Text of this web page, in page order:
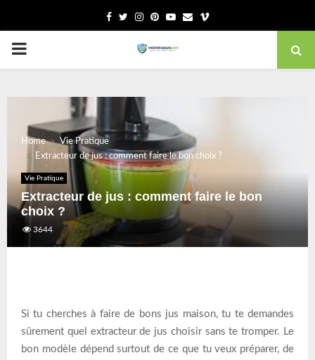
Facebook
TwitterInstagram
PinterestYoutube
EmailVimeo
PRIMARY
Home
Vie Pratique
Extracteur de jus : comment faire le bon choix ?
Vie Pratique
Extracteur de jus : comment faire le bon
choix ?
3644
Si tu cherches à faire de bons jus maison, tu te demandes
sûrement quel extracteur de jus choisir sans te tromper. Le
bon modèle dépend surtout de ce que tu veux préparer, de